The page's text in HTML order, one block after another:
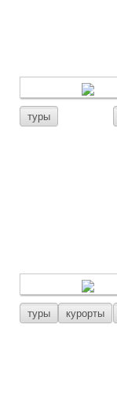
туры
туры курорты